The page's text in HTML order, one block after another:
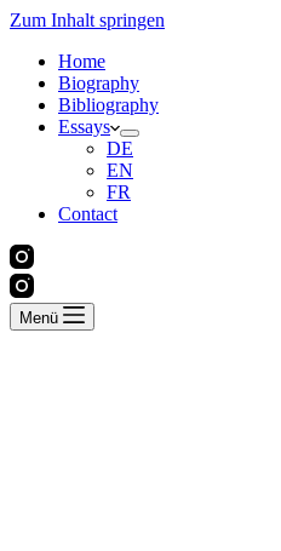
Zum Inhalt springen
Home
Biography
Bibliography
Essays
DE
EN
FR
Contact
Menü